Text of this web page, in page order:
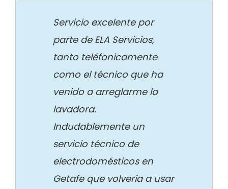
Servicio excelente por
parte de ELA Servicios,
tanto teléfonicamente
como el técnico que ha
venido a arreglarme la
lavadora.
Indudablemente un
servicio técnico de
electrodomésticos en
Getafe que volvería a usar